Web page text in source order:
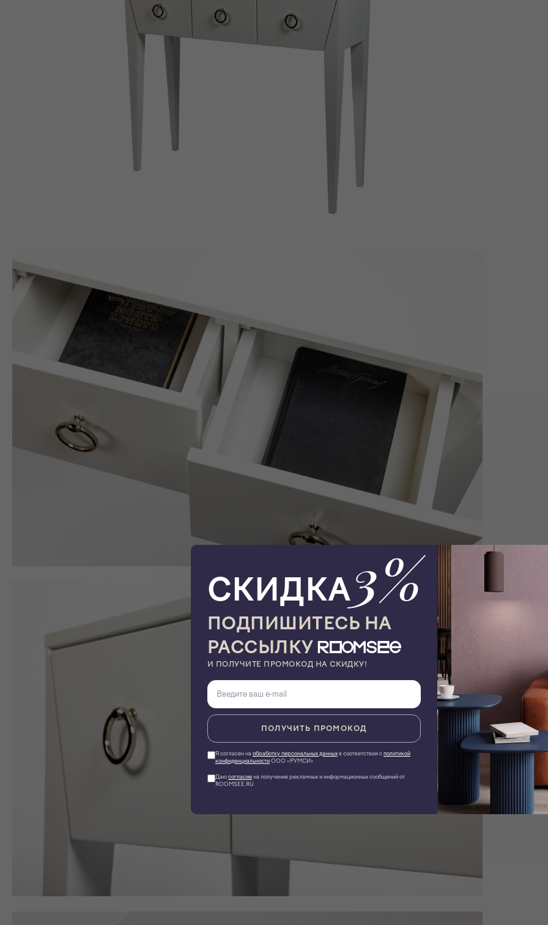
СКИДКА3%
ПОДПИШИТЕСЬ НА
РАССЫЛКУ
И ПОЛУЧИТЕ ПРОМОКОД НА СКИДКУ!
ПОЛУЧИТЬ ПРОМОКОД
Я согласен на обработку персональных данныхв соответствии сполитикой
конфиденциальностиООО «РУМСИ»
Даюсогласиена получение рекламных и информационных сообщений от
ROOMSEE.RU